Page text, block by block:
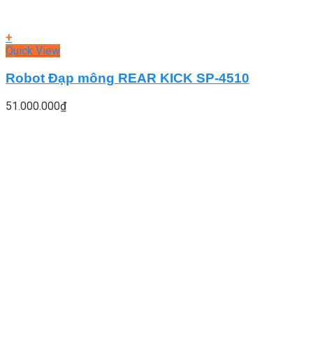
+
Quick View
Robot Đạp mông REAR KICK SP-4510
51.000.000₫